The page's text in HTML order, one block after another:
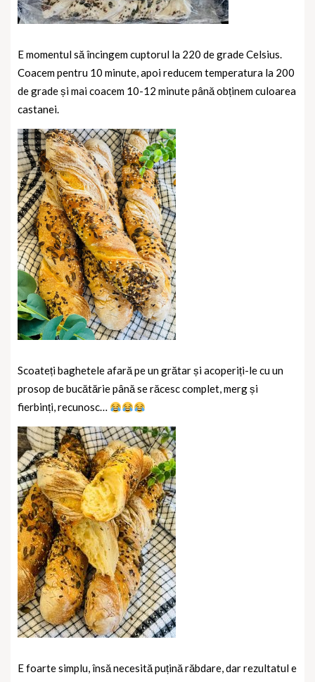
E momentul să încingem cuptorul la 220 de grade Celsius.
Coacempentru 10 minute, apoi reducem temperatura la 200
de grade și mai coacem 10-12 minute până obținem culoarea
castanei.
Scoateți baghetele afară pe un grătar și acoperiți-le cu un
prosop de bucătărie până se răcesc complet, merg și
fierbinți, recunosc…
E foarte simplu, însă necesită puțină răbdare, dar rezultatul e